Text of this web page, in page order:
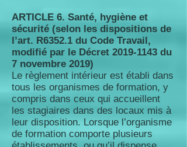
ARTICLE 6. Santé, hygiène et
sécurité (selon les dispositions de
l’art. R6352.1 du Code Travail,
modifié par le Décret 2019-1143 du
7 novembre 2019)
Le règlement intérieur est établi dans
tous les organismes de formation, y
compris dans ceux qui accueillent
les stagiaires dans des locaux mis à
leur disposition. Lorsque l’organisme
de formation comporte plusieurs